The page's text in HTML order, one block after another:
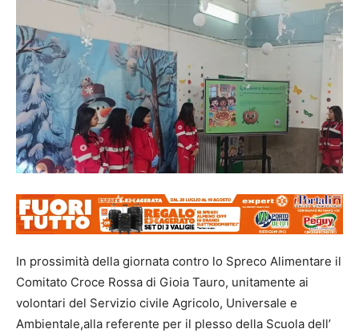
In prossimità della giornata contro lo Spreco Alimentare il
Comitato Croce Rossa di Gioia Tauro, unitamente ai
volontari del Servizio civile Agricolo, Universale e
Ambientale,alla referente per il plesso della Scuola dell’